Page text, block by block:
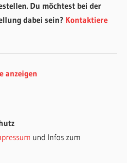
Du möchtest bei der
dabei sein? Kontaktiere
anzeigen
und Infos zum